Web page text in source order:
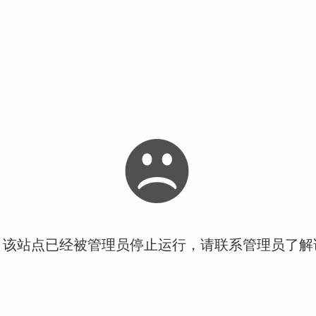
站点已经被管理员停止运行，请联系管理员了